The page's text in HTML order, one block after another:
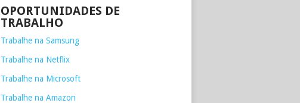
OPORTUNIDADES DE
TRABALHO
Trabalhe na Samsung
Trabalhe na Netflix
Trabalhe na Microsoft
Trabalhe na Amazon